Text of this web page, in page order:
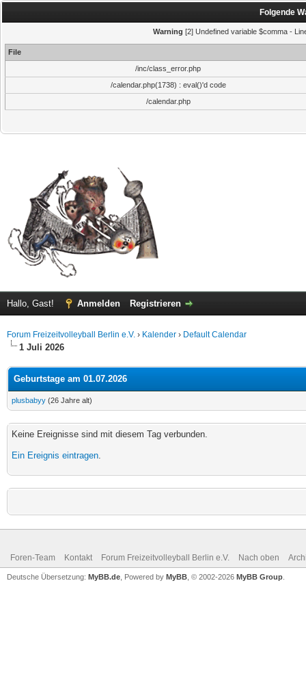
Folgende
Warning [2] Undefined variable $comma -
File
/inc/class_error.php
/calendar.php(1738) : eval()'d code
/calendar.php
Hallo, Gast! Anmelden Registrieren
Forum Freizeitvolleyball Berlin e.V. › Kalender › Default Calendar
1 Juli 2026
Geburtstage am 01.07.2026
plusbabyy (26 Jahre alt)
Keine Ereignisse sind mit diesem Tag verbunden.
Ein Ereignis eintragen.
Foren-Team Kontakt Forum Freizeitvolleyball Berlin e.V. Nach oben
Deutsche Übersetzung: MyBB.de , Powered by MyBB , © 2002-2026 MyBB Group